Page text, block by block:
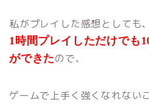
私がプレイした感想としても、
1時間プレイしただけでも
ができたので、
ゲームで上手く強くなれない